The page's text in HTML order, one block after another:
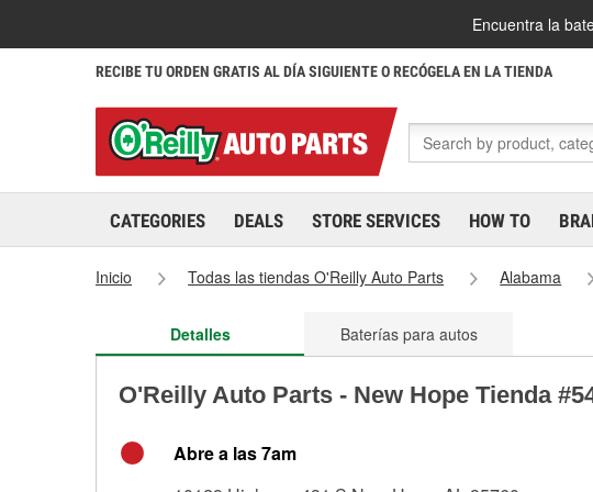
Encuentra la
RECIBE TU ORDEN GRATIS AL DÍA SIGUIENTE O RECÓGELA EN LA TIENDA
CATEGORIES DEALS STORE SERVICES HOW TO
Inicio Todas las tiendas O'Reilly Auto Parts Alabama
Detalles Baterías para autos
O'Reilly Auto Parts - New Hope Tienda
Abre a las 7am